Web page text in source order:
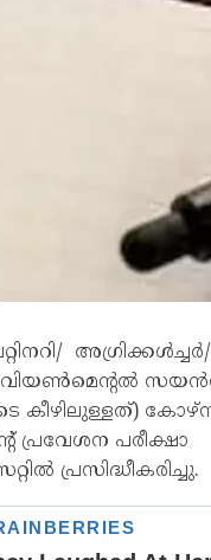
കീഴിലുള്ളത്)
പ്രവേശന പരീക്ഷാ
പ്രസിദ്ധീകരിച്ചു.